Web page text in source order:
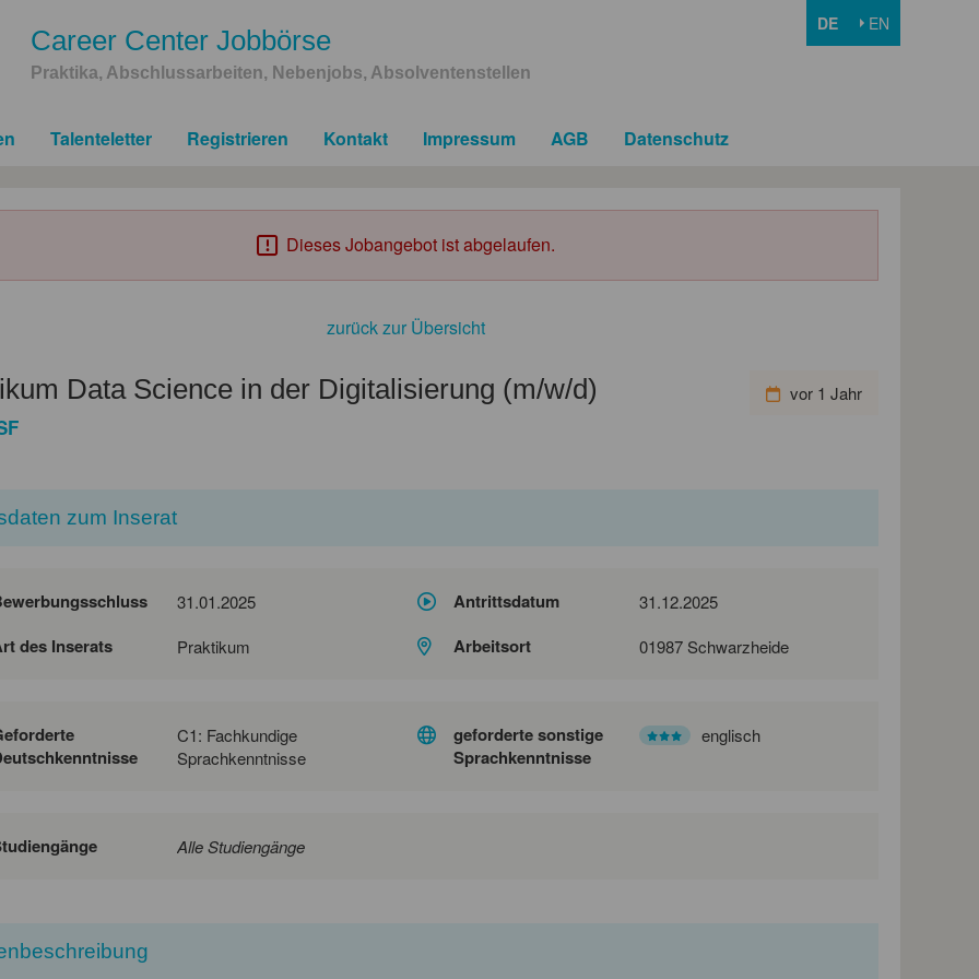
Career Center Jobbörse
Praktika, Abschlussarbeiten, Nebenjobs, Absolventenstellen
DE EN
Talenteletter Registrieren Kontakt Impressum AGB Datenschutz
Dieses Jobangebot ist abgelaufen.
zurück zur Übersicht
vor 1 Jahr
Data Science in der Digitalisierung (m/w/d)
zum Inserat
31.01.2025 Antrittsdatum 31.12.2025
des Inserats Praktikum Arbeitsort 01987 Schwarzheide
C1: Fachkundige
Sprachkenntnisse
geforderte sonstige
Sprachkenntnisse
englisch
Alle Studiengänge